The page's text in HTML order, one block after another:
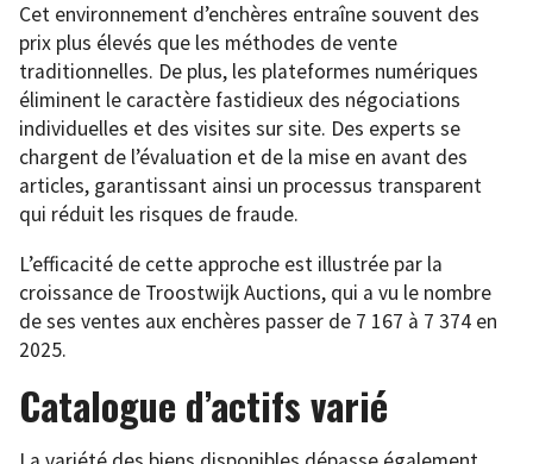
Cet environnement d’enchères entraîne souvent des
prix plus élevés que les méthodes de vente
traditionnelles. De plus, les plateformes numériques
éliminent le caractère fastidieux des négociations
individuelles et des visites sur site. Des experts se
chargent de l’évaluation et de la mise en avant des
articles, garantissant ainsi un processus transparent
qui réduit les risques de fraude.
L’efficacité de cette approche est illustrée par la
croissance de Troostwijk Auctions, qui a vu le nombre
de ses ventes aux enchères passer de 7 167 à 7 374 en
2025.
Catalogue d’actifs varié